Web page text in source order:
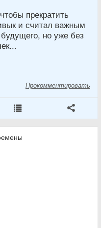
прекратить
и считал важным
но уже без
Прокомментировать